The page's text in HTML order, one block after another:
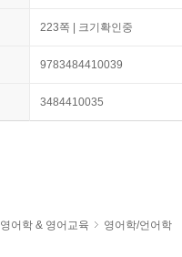
223쪽 | 크기확인중
9783484410039
3484410035
영어학 & 영어교육
영어학/언어학